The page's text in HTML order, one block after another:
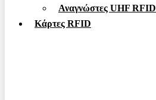
Αναγνώστες UHF RFID
Κάρτες RFID